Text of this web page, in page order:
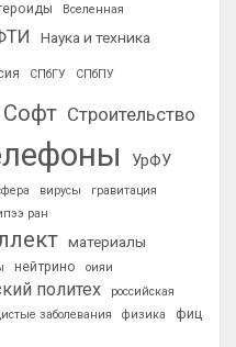
Вселенная
Наука и техника
СПбГУ СПбПУ
Софт Строительство
УрФУ
вирусы
гравитация
ран
материалы
нейтрино оияи
политех
российская
заболевания физика
фиц